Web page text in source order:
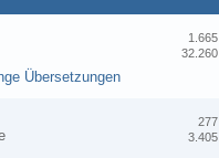
1.665
32.260
Übersetzungen
277
3.405